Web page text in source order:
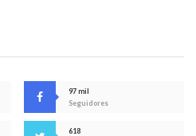
97 mil
Seguidores
618